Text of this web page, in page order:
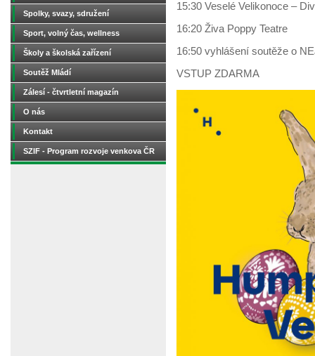
Spolky, svazy, sdružení
Sport, volný čas, wellness
Školy a školská zařízení
Soutěž Mládí
Zálesí - čtvrtletní magazín
O nás
Kontakt
SZIF - Program rozvoje venkova ČR
15:30 Veselé Velikonoce –
16:20 Živa Poppy Teatre
16:50 vyhlášení soutěže o
VSTUP ZDARMA